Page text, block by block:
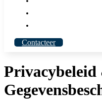
Contacteer
Privacybeleid